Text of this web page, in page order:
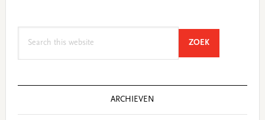
ZOEKSEARCH
ARCHIEVEN